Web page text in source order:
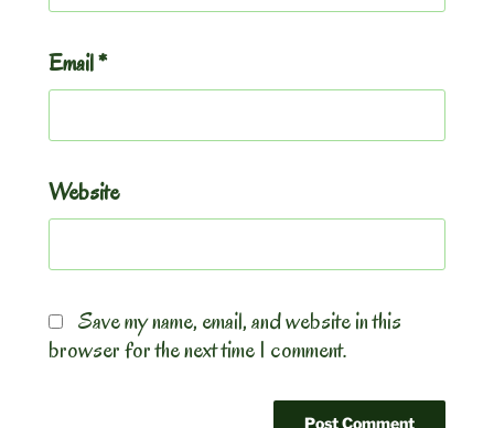
Email*
Website
Save my name, email, and website in this
browser for the next time I comment.